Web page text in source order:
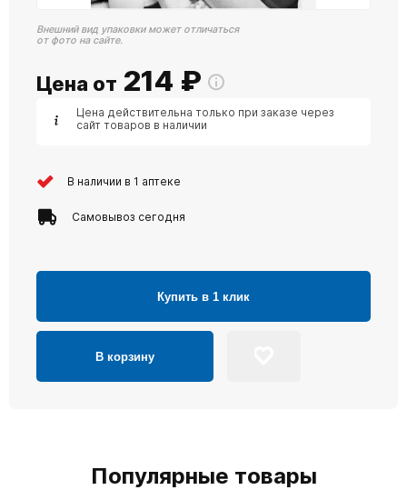
Внешний вид упаковки может отличаться
от фото на сайте.
Цена от 214 ₽
Цена действительна только при заказе через
сайт товаров в наличии
В наличии в 1 аптеке
Самовывоз сегодня
Купить в 1 клик
В корзину
Популярные товары